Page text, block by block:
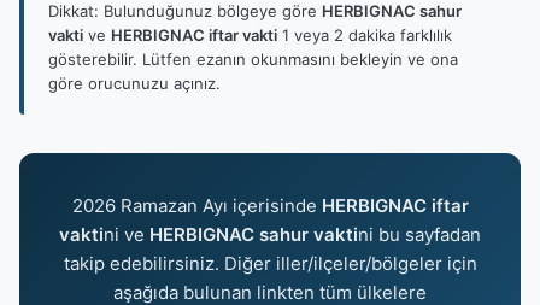
Dikkat: Bulunduğunuz bölgeye göre HERBIGNAC sahur
vakti ve HERBIGNAC iftar vakti 1 veya 2 dakika farklılık
gösterebilir. Lütfen ezanın okunmasını bekleyin ve ona
göre orucunuzu açınız.
2026 Ramazan Ayı içerisinde HERBIGNAC iftar
vaktini ve HERBIGNAC sahur vaktini bu sayfadan
takip edebilirsiniz. Diğer iller/ilçeler/bölgeler için
aşağıda bulunan linkten tüm ülkelere